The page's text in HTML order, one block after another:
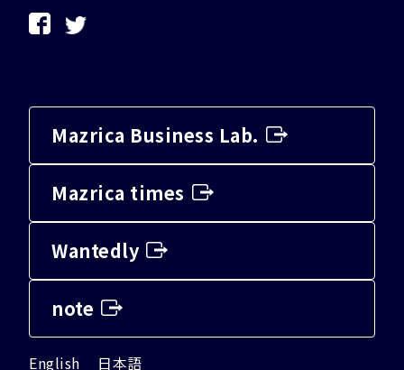
Mazrica Business Lab.
Mazrica times
Wantedly
note
English 日本語